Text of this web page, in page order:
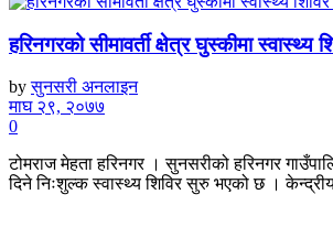
हरिनगरको सीमावर्ती क्षेत्र घुस्कीमा स्वास्थ्य
by सुनसरी अनलाइन
माघ २९, २०७७
0
टोमराज मेहता हरिनगर । सुनसरीको हरिनगर
दिने निःशुल्क स्वास्थ्य शिविर सुरु भएको छ ।